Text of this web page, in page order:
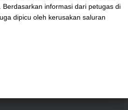
Berdasarkan informasi dari petugas di
dipicu oleh kerusakan saluran